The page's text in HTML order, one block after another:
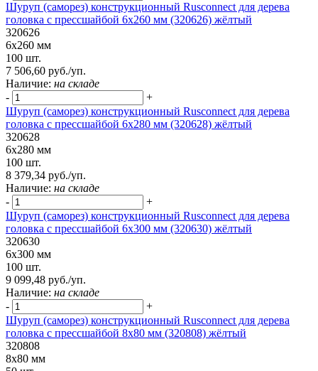
Шуруп (саморез) конструкционный Rusconnect для дерева
головка с прессшайбой 6х260 мм (320626) жёлтый
320626
6х260 мм
100 шт.
7 506,60 руб./уп.
Наличие: на складе
-
+
Шуруп (саморез) конструкционный Rusconnect для дерева
головка с прессшайбой 6х280 мм (320628) жёлтый
320628
6х280 мм
100 шт.
8 379,34 руб./уп.
Наличие: на складе
-
+
Шуруп (саморез) конструкционный Rusconnect для дерева
головка с прессшайбой 6х300 мм (320630) жёлтый
320630
6х300 мм
100 шт.
9 099,48 руб./уп.
Наличие: на складе
-
+
Шуруп (саморез) конструкционный Rusconnect для дерева
головка с прессшайбой 8х80 мм (320808) жёлтый
320808
8х80 мм